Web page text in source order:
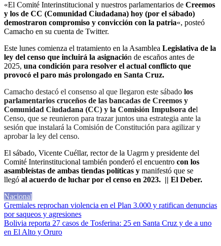
«El Comité Interinstitucional y nuestros parlamentarios de Creemos
y los de CC (Comunidad Ciudadana) hoy (por el sábado)
demostraron compromiso y convicción con la patria«, posteó
Camacho en su cuenta de Twitter.
Este lunes comienza el tratamiento en la Asamblea Legislativa de la
ley del censo que incluirá la asignación de escaños antes de
2025, una condición para resolver el actual conflicto que
provocó el paro más prolongado en Santa Cruz.
Camacho destacó el consenso al que llegaron este sábado los
parlamentarios cruceños de las bancadas de Creemos y
Comunidad Ciudadana (CC) y la Comisión Impulsora del
Censo, que se reunieron para trazar juntos una estrategia ante la
sesión que instalará la Comisión de Constitución para agilizar y
aprobar la ley del censo.
El sábado, Vicente Cuéllar, rector de la Uagrm y presidente del
Comité Interinstitucional también ponderó el encuentro con los
asambleístas de ambas tiendas políticas y manifestó que se
llegó al acuerdo de luchar por el censo en 2023. || El Deber.
Nacional
Navegación
de
entradas
Gremiales reprochan violencia en el Plan 3.000 y ratifican denuncias
por saqueos y agresiones
Bolivia reporta 27 casos de Tosferina: 25 en Santa Cruz y de a uno
en El Alto y Oruro